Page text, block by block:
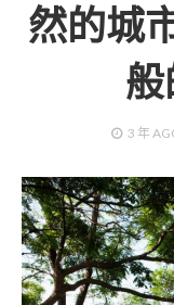
然的城
3 年